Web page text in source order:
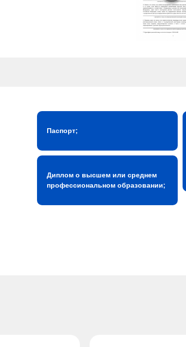
Паспорт;
Диплом о высшем или среднем
профессиональном образовании;